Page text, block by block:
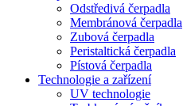
Odstředivá čerpadla
Membránová čerpadla
Zubová čerpadla
Peristaltická čerpadla
Pístová čerpadla
Technologie a zařízení
UV technologie